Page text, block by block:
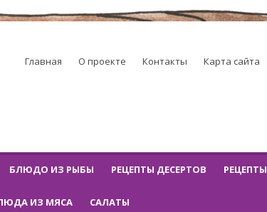
Главная О проекте Контакты Карта сайта
БЛЮДО ИЗ РЫБЫ РЕЦЕПТЫ ДЕСЕРТОВ РЕЦЕПТЫ
ИЗ МЯСА САЛАТЫ